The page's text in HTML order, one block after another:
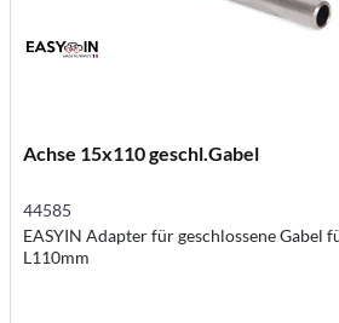
Achse 15x110 geschl.Gabel
44585
EASYIN Adapter für geschlossene Gabel
L110mm